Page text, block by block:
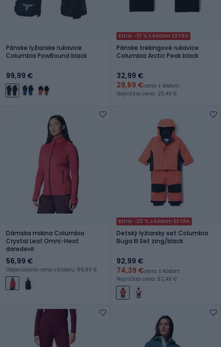
Pánske lyžiarske rukavice
Columbia PowBound black
99,99 €
Extra -10 % s kódom EXTRA
Pánske trekingové rukavice
Columbia Arctic Peak black
32,99 €
29,69 €cena s kódom
Najnižšia cena: 25,49 €
Dámska mikina Columbia
Crystal Leaf Omni-Heat
daredevil
56,99 €
Odporúčaná cena výrobcu: 99,99 €
Extra -20 % s kódom EXTRA
Detský lyžiarsky set Columbia
Buga III Set zing/black
92,99 €
74,39 €cena s kódom
Najnižšia cena: 82,49 €